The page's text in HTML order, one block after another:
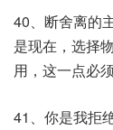
40、断舍离的
是现在，选择
用，这一点必
41、你是我拒